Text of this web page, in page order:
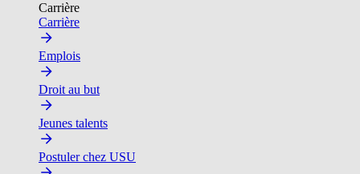
Carrière
Carrière
Emplois
Droit au but
Jeunes talents
Postuler chez USU